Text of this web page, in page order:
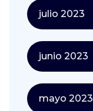
julio 2023
junio 2023
mayo 2023